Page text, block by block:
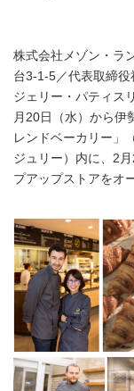
株式会社メゾン・ラ
台3-1-5／代表取締
ジェリー・パティス
月20日（水）から伊
レンドベーカリー」
ジュリー）内に、2
プアップストアをオ